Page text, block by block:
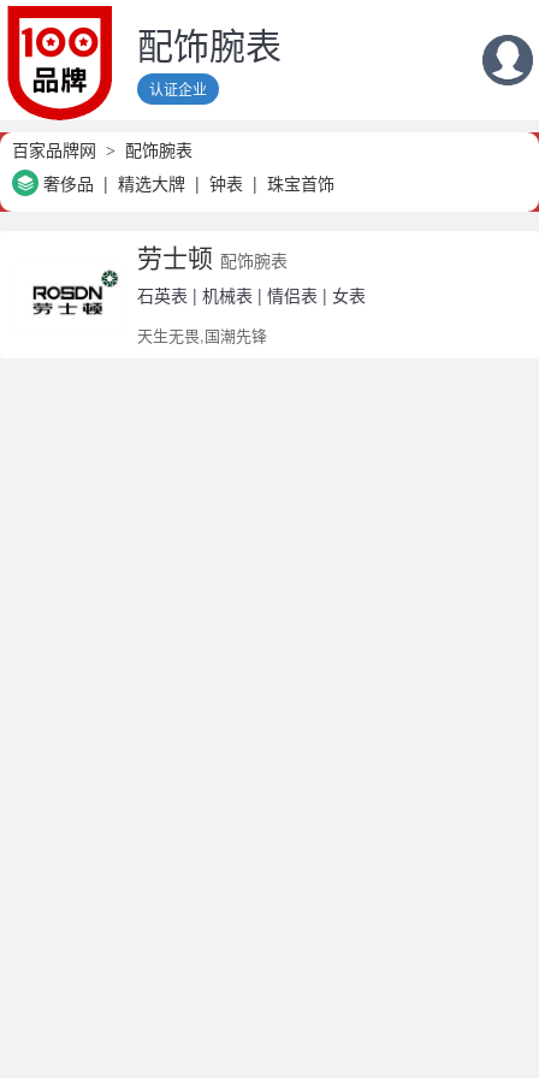
配饰腕表
认证企业
百家品牌网
配饰腕表
奢侈品
精选大牌 钟表 珠宝首饰
劳士顿 配饰腕表
石英表 | 机械表 | 情侣表 | 女表
天生无畏,国潮先锋